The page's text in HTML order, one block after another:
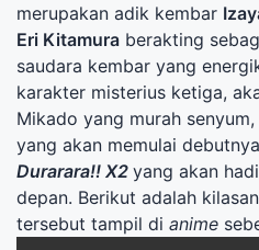
merupakan adik kembar
Eri Kitamura berakting
saudara kembar yang
karakter misterius ketiga,
Mikado yang murah senyum,
yang akan memulai
Durarara!! X2 yang akan
depan. Berikut adalah
tersebut tampil di anime